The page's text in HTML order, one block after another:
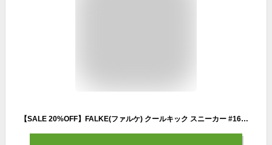
【SALE 20%OFF】FALKE(ファルケ) クールキック スニーカー #16609 cool kick sneaker 靴下 ソックス レディース メンズ フットカバー くつ下 白 おしゃれ くるぶし 赤 スニーカーソックス 2022SS